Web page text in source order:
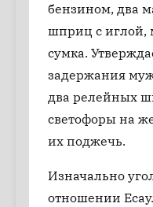
бензином, два
шприц с иглой,
сумка.
задержания
два релейных
светофоры на
их поджечь.
Изначально
отношении